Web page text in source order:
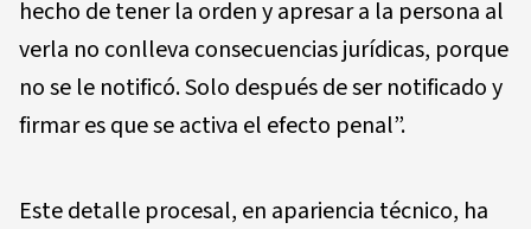
hecho de tener la orden y apresar a la persona al
verla no conlleva consecuencias jurídicas, porque
no se le notificó. Solo después de ser notificado y
firmar es que se activa el efecto penal”.
Este detalle procesal, en apariencia técnico, ha